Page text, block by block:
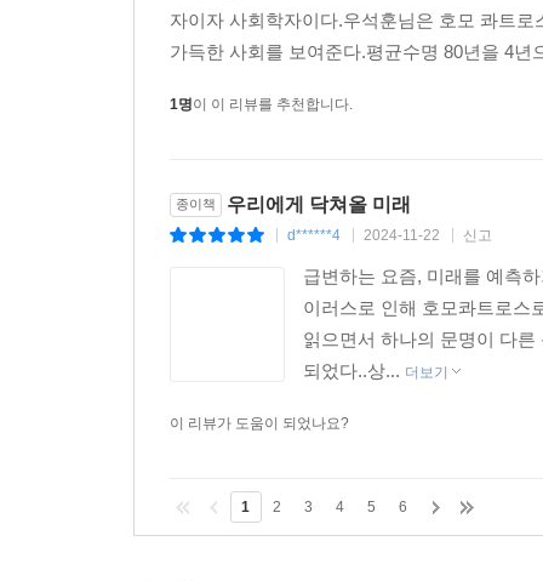
자이자 사회학자이다.우석훈님은 호모 콰트
가득한 사회를 보여준다.평균수명 80년을 4
1명이 이 리뷰를 추천합니다.
종이책 우리에게 닥쳐올 미래
d******4 2024-11-22 신고
급변하는 요즘, 미래를 예측
이러스로 인해 호모콰트로스
읽으면서 하나의 문명이 다
되었다..상... 더보기
이 리뷰가 도움이 되었나요?
1 2 3 4 5 6